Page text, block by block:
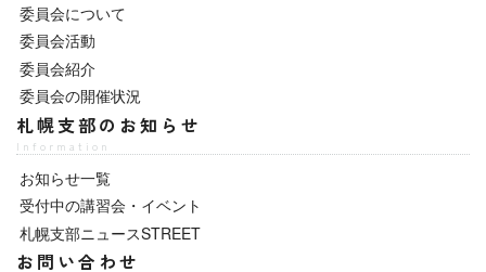
委員会について
委員会活動
委員会紹介
委員会の開催状況
札幌支部のお知らせ
Information
お知らせ一覧
受付中の講習会・イベント
札幌支部ニュースSTREET
お問い合わせ